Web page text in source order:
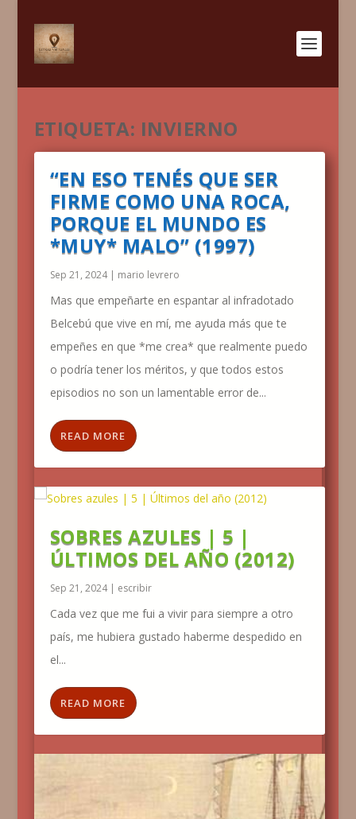
ETIQUETA: INVIERNO
“EN ESO TENÉS QUE SER
FIRME COMO UNA ROCA,
PORQUE EL MUNDO ES
*MUY* MALO” (1997)
Sep 21, 2024| mario levrero
Mas que empeñarte en espantar al infradotado
Belcebú que vive en mí, me ayuda más que te
empeñes en que *me crea* que realmente puedo
o podría tener los méritos, y que todos estos
episodios no son un lamentable error de...
READ MORE
SOBRES AZULES | 5 |
ÚLTIMOS DEL AÑO (2012)
Sep 21, 2024| escribir
Cada vez que me fui a vivir para siempre a otro
país, me hubiera gustado haberme despedido en
el...
READ MORE